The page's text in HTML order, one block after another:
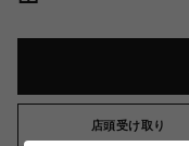
店頭受け取り